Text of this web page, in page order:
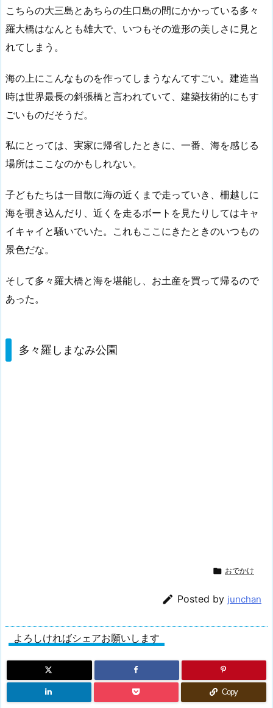
こちらの大三島とあちらの生口島の間にかかっている多々
羅大橋はなんとも雄大で、いつもその造形の美しさに見と
れてしまう。
海の上にこんなものを作ってしまうなんてすごい。建造当
時は世界最長の斜張橋と言われていて、建築技術的にもす
ごいものだそうだ。
私にとっては、実家に帰省したときに、一番、海を感じる
場所はここなのかもしれない。
子どもたちは一目散に海の近くまで走っていき、柵越しに
海を覗き込んだり、近くを走るボートを見たりしてはキャ
イキャイと騒いでいた。これもここにきたときのいつもの
景色だな。
そして多々羅大橋と海を堪能し、お土産を買って帰るので
あった。
多々羅しまなみ公園
 おでかけ
 Posted by junchan
よろしければシェアお願いします
Copy